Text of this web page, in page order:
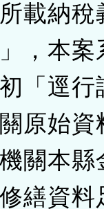
載納稅
，本
「逕行
原始資
關本縣
繕資料